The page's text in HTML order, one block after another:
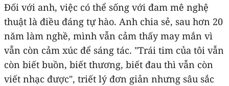
Đối với anh, việc có thể sống với đam mê nghệ
thuật là điều đáng tự hào. Anh chia sẻ, sau hơn 20
năm làm nghề, mình vẫn cảm thấy may mắn vì
vẫn còn cảm xúc để sáng tác. "Trái tim của tôi vẫn
còn biết buồn, biết thương, biết đau thì vẫn còn
viết nhạc được", triết lý đơn giản nhưng sâu sắc